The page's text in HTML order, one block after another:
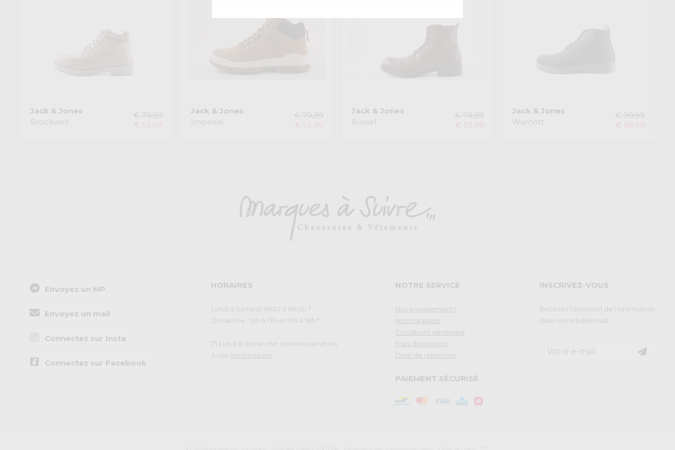
Jack & Jones
Brockwell
€ 79,99
€ 55,99
Jack & Jones
Imperial
€ 79,99
€ 55,99
Jack & Jones
Russel
€ 79,99
€ 55,99
Jack & Jones
Warnott
€ 99,99
€ 69,99
Envoyez un MP
Envoyez un mail
Connectez sur Insta
Connectez sur Facebook
HORAIRES
Lundi à Samedi: 9h30 à 18h30 *
Dimanche : 10h à 13h et 10h à 18h *
(*) Lundi & dimanche: horaires variables.
A voir les magasins
NOTRE SERVICE
Nos engagements
Nos magasins
Conditions générales
Frais de livraison
Droit de rétraction
PAIEMENT SÉCURISÉ
INSCRIVEZ-VOUS
Recevez l'essentiel de l'information
dans votre boite mail: